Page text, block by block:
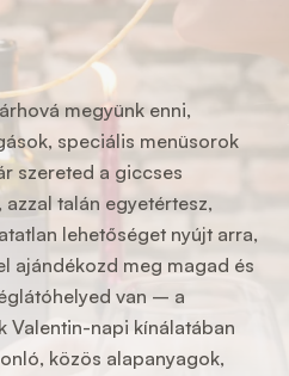
megyünk enni,
speciális menüsorok
szereted a giccses
talán egyetértesz,
lehetőséget nyújt arra,
ajándékozd meg magad és
van – a
Valentin-napi kínálatában
közös alapanyagok,